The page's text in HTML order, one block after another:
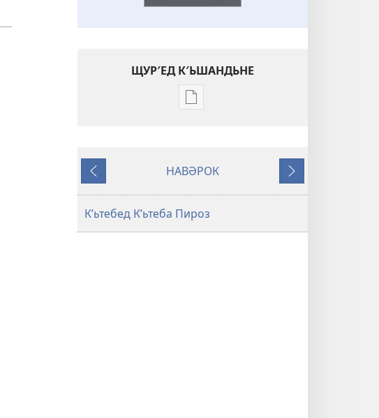
ЩУР′ЕД К′ЬШАНДЬНЕ
Щур′ед
Кʹьтеба
«Дьнйа
Пешийа
Ве
НАВӘРОК
Йа
Дьн
Кʹьтебед Кʹьтеба Пироз